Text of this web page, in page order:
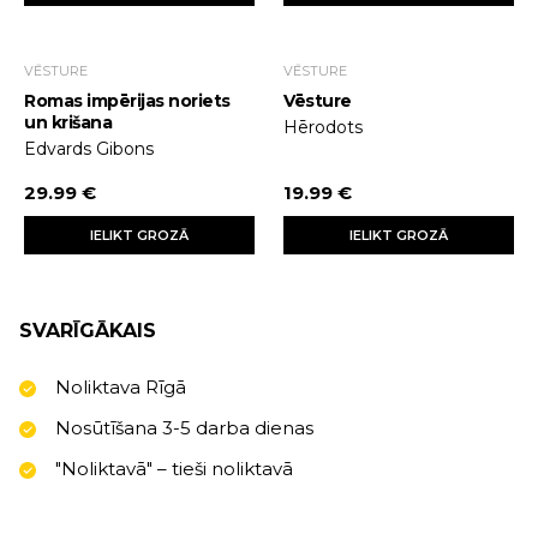
VĒSTURE
Romas impērijas noriets
un krišana
Edvards Gibons
29.99 €
IELIKT GROZĀ
VĒSTURE
Vēsture
Hērodots
19.99 €
IELIKT GROZĀ
SVARĪGĀKAIS
Noliktava Rīgā
Nosūtīšana 3-5 darba dienas
"Noliktavā" – tieši noliktavā